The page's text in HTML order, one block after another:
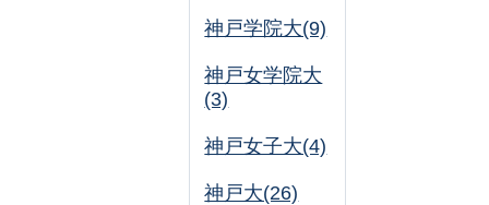
神戸学院大(9)
神戸女学院大
(3)
神戸女子大(4)
神戸大(26)